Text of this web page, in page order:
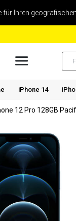
für Ihren
iPhone 14
12 Pro 128GB